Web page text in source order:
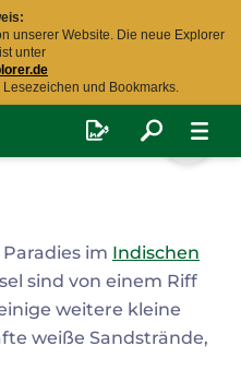
unserer Website. Die neue Explorer
unter
und Bookmarks.
im Indischen
sind von einem Riff
weitere kleine
weiße Sandstrände,
artenreichen